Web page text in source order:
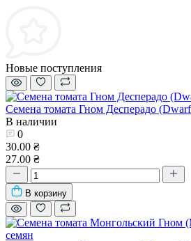
Новые поступления
Семена томата Гном Десперадо
В наличии
0
30.00 ₴
27.00 ₴
В корзину